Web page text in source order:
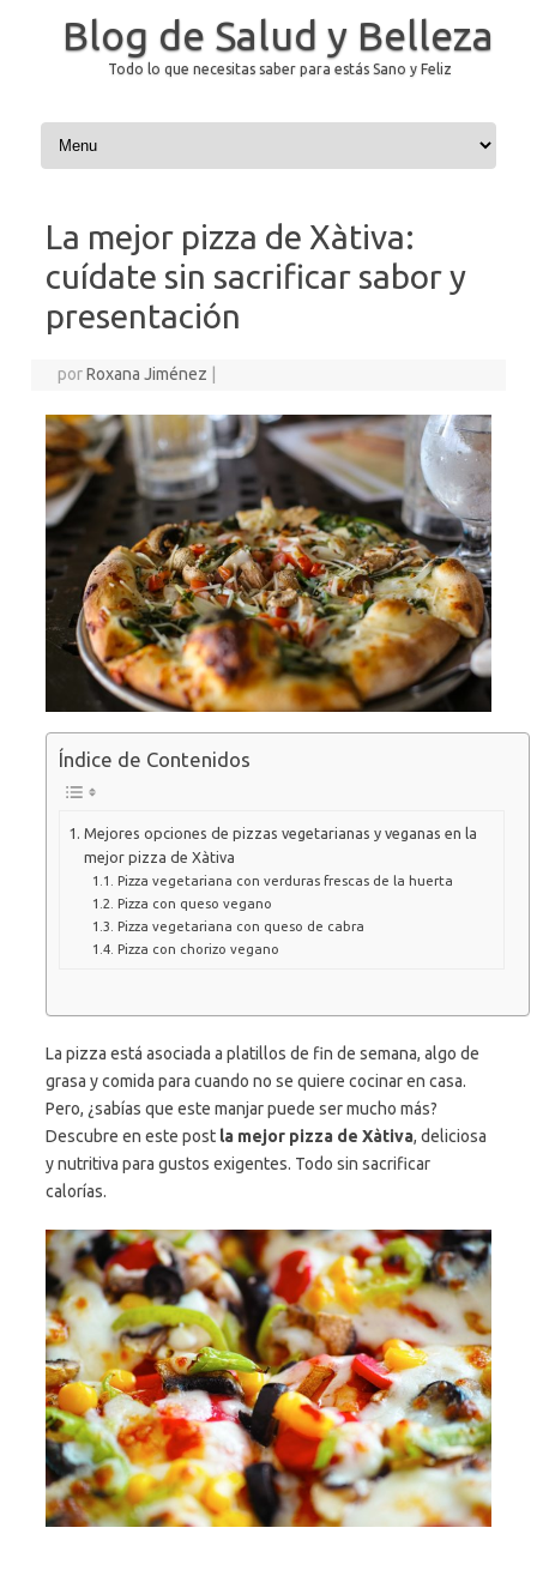
Blog de Salud y Belleza
Todo lo que necesitas saber para estás Sano y Feliz
Saltar al contenido
La mejor pizza de Xàtiva:
cuídate sin sacrificar sabor y
presentación
porRoxana Jiménez
Índice de Contenidos
Mejores opciones de pizzas vegetarianas y veganas en la
mejor pizza de Xàtiva
Pizza vegetariana con verduras frescas de la huerta
Pizza con queso vegano
Pizza vegetariana con queso de cabra
Pizza con chorizo vegano
La pizza está asociada a platillos de fin de semana, algo de
grasa y comida para cuando no se quiere cocinar en casa.
Pero, ¿sabías que este manjar puede ser mucho más?
Descubre en este post la mejor pizza de Xàtiva, deliciosa
y nutritiva para gustos exigentes. Todo sin sacrificar
calorías.